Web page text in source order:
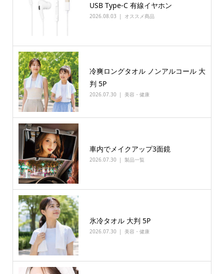
USB Type-C 有線イヤホン
2026.08.03 オススメ商品
冷爽ロングタオル ノンアルコール 大
判 5P
2026.07.30 美容・健康
車内でメイクアップ3面鏡
2026.07.30 製品一覧
氷冷タオル 大判 5P
2026.07.30 美容・健康